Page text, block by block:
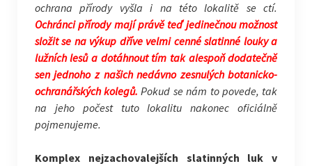
ochrana přírody vyšla i na této lokalitě se ctí.
Ochránci přírody mají právě teď jedinečnou možnost
složit se na výkup dříve velmi cenné slatinné louky a
lužních lesů a dotáhnout tím tak alespoň dodatečně
sen jednoho z našich nedávno zesnulých botanicko-
ochranářských kolegů. Pokud se nám to povede, tak
na jeho počest tuto lokalitu nakonec oficiálně
pojmenujeme.
Komplex nejzachovalejších slatinných luk v